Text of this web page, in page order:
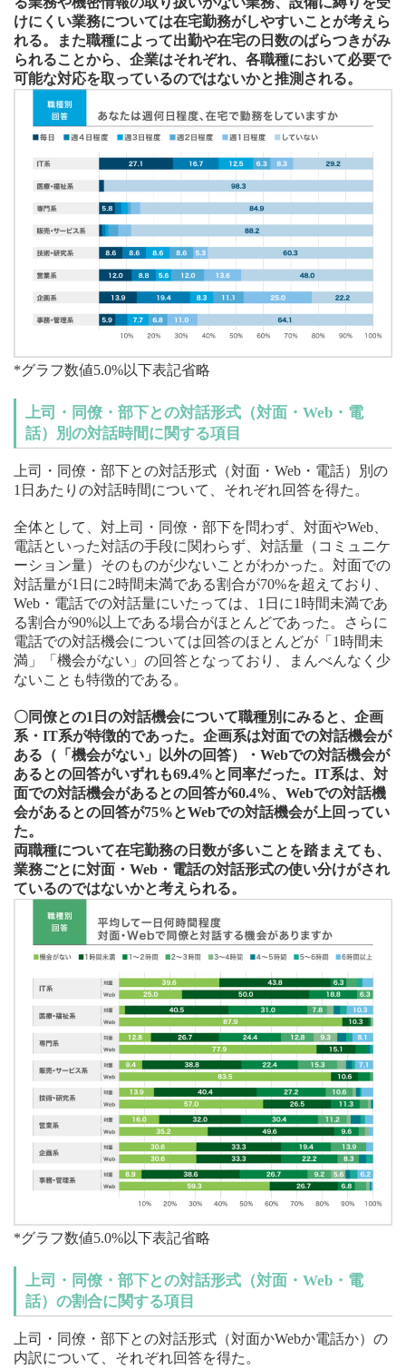
けにくい業務については在宅勤務がしやすいことが考えら
れる。また職種によって出勤や在宅の日数のばらつきがみ
られることから、企業はそれぞれ、各職種において必要で
可能な対応を取っているのではないかと推測される。
*グラフ数値5.0%以下表記省略
上司・同僚・部下との対話形式（対面・Web・電
話）別の対話時間に関する項目
上司・同僚・部下との対話形式（対面・Web・電話）別の
1日あたりの対話時間について、それぞれ回答を得た。
全体として、対上司・同僚・部下を問わず、対面やWeb、
電話といった対話の手段に関わらず、対話量（コミュニケ
ーション量）そのものが少ないことがわかった。対面での
対話量が1日に2時間未満である割合が70%を超えており、
Web・電話での対話量にいたっては、1日に1時間未満であ
る割合が90%以上である場合がほとんどであった。さらに
電話での対話機会については回答のほとんどが「1時間未
満」「機会がない」の回答となっており、まんべんなく少
ないことも特徴的である。
〇同僚との1日の対話機会について職種別にみると、企画
系・IT系が特徴的であった。企画系は対面での対話機会が
ある（「機会がない」以外の回答）・Webでの対話機会が
あるとの回答がいずれも69.4%と同率だった。IT系は、対
面での対話機会があるとの回答が60.4%、Webでの対話機
会があるとの回答が75%とWebでの対話機会が上回ってい
た。
両職種について在宅勤務の日数が多いことを踏まえても、
業務ごとに対面・Web・電話の対話形式の使い分けがされ
ているのではないかと考えられる。
*グラフ数値5.0%以下表記省略
上司・同僚・部下との対話形式（対面・Web・電
話）の割合に関する項目
上司・同僚・部下との対話形式（対面かWebか電話か）の
内訳について、それぞれ回答を得た。